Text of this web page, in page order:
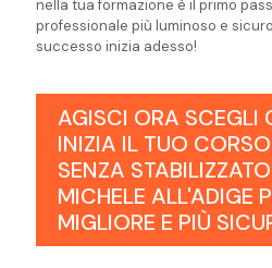
nella tua formazione è il primo
professionale più luminoso e
successo inizia adesso!
AGISCI ORA SCEGLI
INIZIA IL TUO
SENZA
MICHELE ALL'ADIGE
MIGLIORE E PIÙ